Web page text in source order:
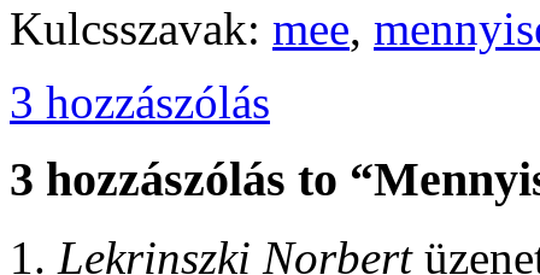
Kulcsszavak: mee,
3 hozzászólás
3 hozzászólás to
Lekrinszki Norbert